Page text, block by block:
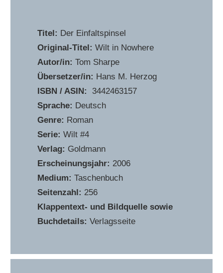
Titel: Der Einfaltspinsel
Original-Titel: Wilt in Nowhere
Autor/in: Tom Sharpe
Übersetzer/in: Hans M. Herzog
ISBN / ASIN:
‎ 3442463157
Sprache: Deutsch
Genre: Roman
Serie:Wilt #4
Verlag: Goldmann
Erscheinungsjahr: 2006
Medium: Taschenbuch
Seitenzahl: 256
Klappentext- und Bildquelle sowie
Buchdetails: Verlagsseite